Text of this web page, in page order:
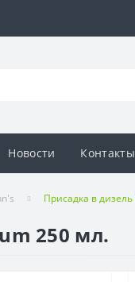
Новости Контакты
Присадка в
250 мл.